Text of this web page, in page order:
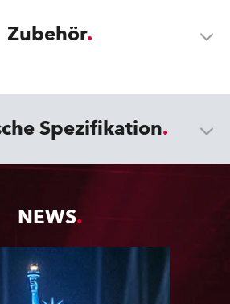
Zubehör
Spezifikation
NEWS